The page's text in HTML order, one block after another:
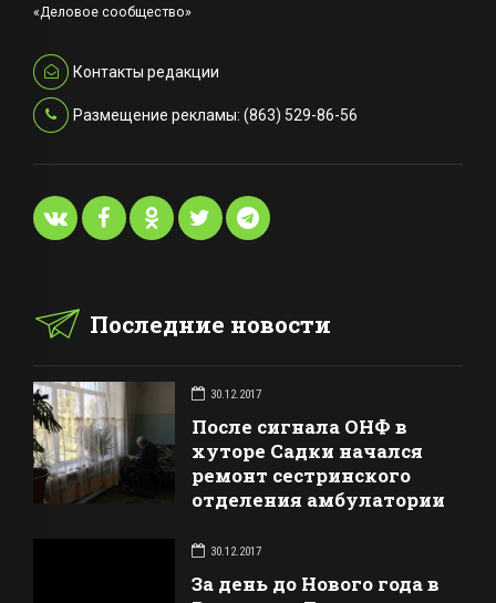
«Деловое сообщество»
Контакты редакции
Размещение рекламы: (863) 529-86-56
Последние новости
30.12.2017
После сигнала ОНФ в
хуторе Садки начался
ремонт сестринского
отделения амбулатории
30.12.2017
За день до Нового года в